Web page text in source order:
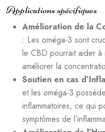
Applications spécifiques
Amélioration de la
: Les oméga-3 sont
le CBD pourrait aider à
améliorer la
Soutien en cas
et les oméga-3
inflammatoires, ce qui
symptômes de